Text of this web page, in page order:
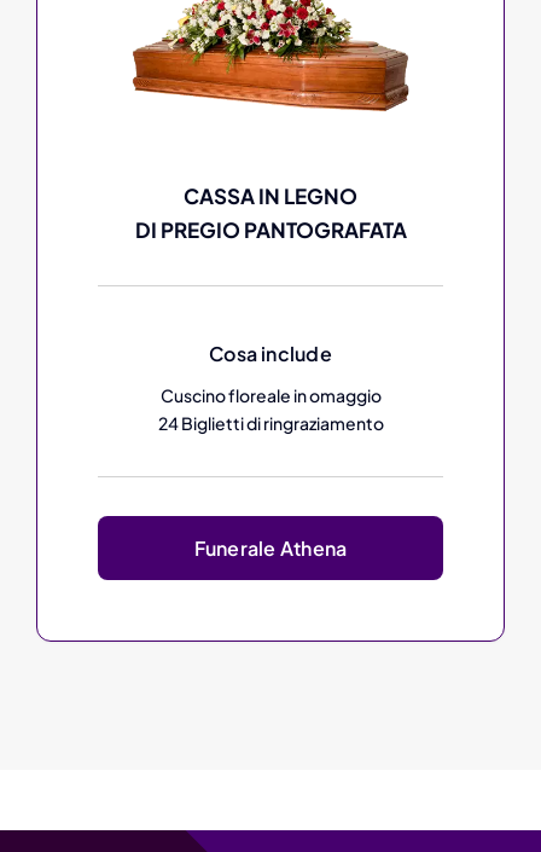
CASSA IN LEGNO
DI PREGIO PANTOGRAFATA
Cosa include
Cuscino floreale in omaggio
24 Biglietti di ringraziamento
Funerale Athena